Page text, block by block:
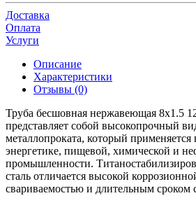
Доставка
Оплата
Услуги
Описание
Характеристики
Отзывы (0)
Труба бесшовная нержавеющая 8х1.5
представляет собой высокопрочный
металлопроката, который
энергетике, пищевой, химической и
промышленности.
сталь отличается высокой
свариваемостью и длительным сроком